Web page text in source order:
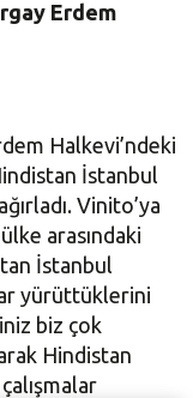
Erdem
Halkevi’ndeki
İstanbul
Vinito’ya
arasındaki
İstanbul
yürüttüklerini
biz çok
Hindistan